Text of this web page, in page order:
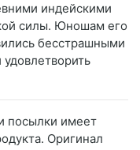
индейскими
силы. Юношам его
бесстрашными
посылки имеет
Оригинал